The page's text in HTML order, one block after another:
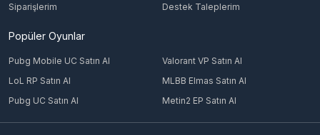
Siparişlerim
Destek Taleplerim
Popüler Oyunlar
Pubg Mobile UC Satın Al
Valorant VP Satın Al
LoL RP Satın Al
MLBB Elmas Satın Al
Pubg UC Satın Al
Metin2 EP Satın Al